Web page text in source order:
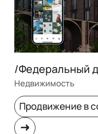
/Федеральный
Недвижимость
Продвижение в